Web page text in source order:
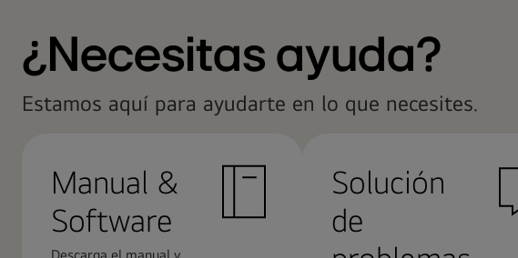
¿Necesitas ayuda?
Estamos aquí para ayudarte en lo que necesites.
Manual &
Software
Solución
de